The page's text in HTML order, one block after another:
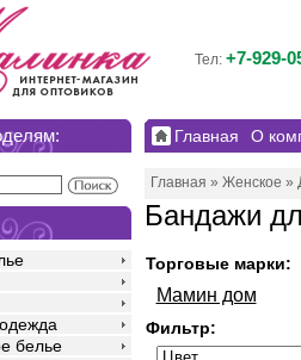
Тел: +7-929-
белье
Главная О
Главная » Женское »
Бандажи
Торговые марки:
Мамин дом
Фильтр: